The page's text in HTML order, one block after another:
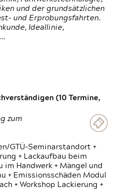
und der grundsätzlichen
und Erprobungsfahrten.
Ideallinie,
(10 Termine,
zum
GTÜ-Seminarstandort +
+ Lackaufbau beim
im Handwerk + Mängel und
+ Emissionsschäden Modul
+ Workshop Lackierung +